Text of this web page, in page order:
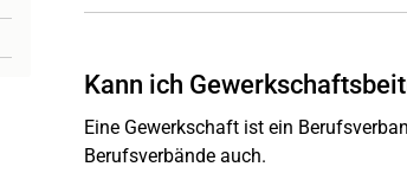
Kann ich
Eine Gewerkschaft ist ein
Berufsverbände auch.